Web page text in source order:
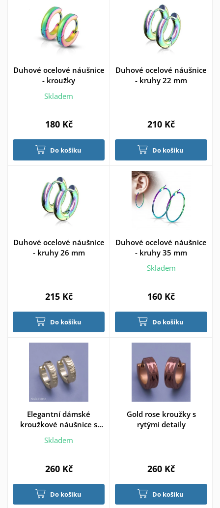
Duhové ocelové náušnice
- kroužky
Skladem
180 Kč
Do košíku
Duhové ocelové náušnice
- kruhy 22 mm
210 Kč
Do košíku
Duhové ocelové náušnice
- kruhy 26 mm
215 Kč
Do košíku
Duhové ocelové náušnice
- kruhy 35 mm
Skladem
160 Kč
Do košíku
Elegantní dámské
kroužkové náušnice s
jemným vzorováním z
pozlacené chirurgické
Skladem
260 Kč
Do košíku
Gold rose kroužky s
rytými detaily
260 Kč
Do košíku